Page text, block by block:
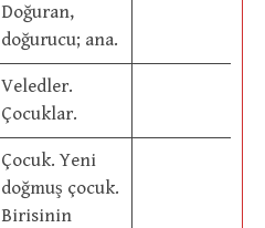
Doğuran,
doğurucu; ana.
Veledler.
Çocuklar.
Çocuk. Yeni
doğmuş çocuk.
Birisinin